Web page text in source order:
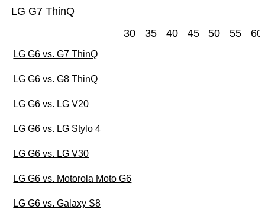
LG G7 ThinQ
30 35 40 45 50 55 60
LG G6 vs. G7 ThinQ
LG G6 vs. G8 ThinQ
LG G6 vs. LG V20
LG G6 vs. LG Stylo 4
LG G6 vs. LG V30
LG G6 vs. Motorola Moto G6
LG G6 vs. Galaxy S8